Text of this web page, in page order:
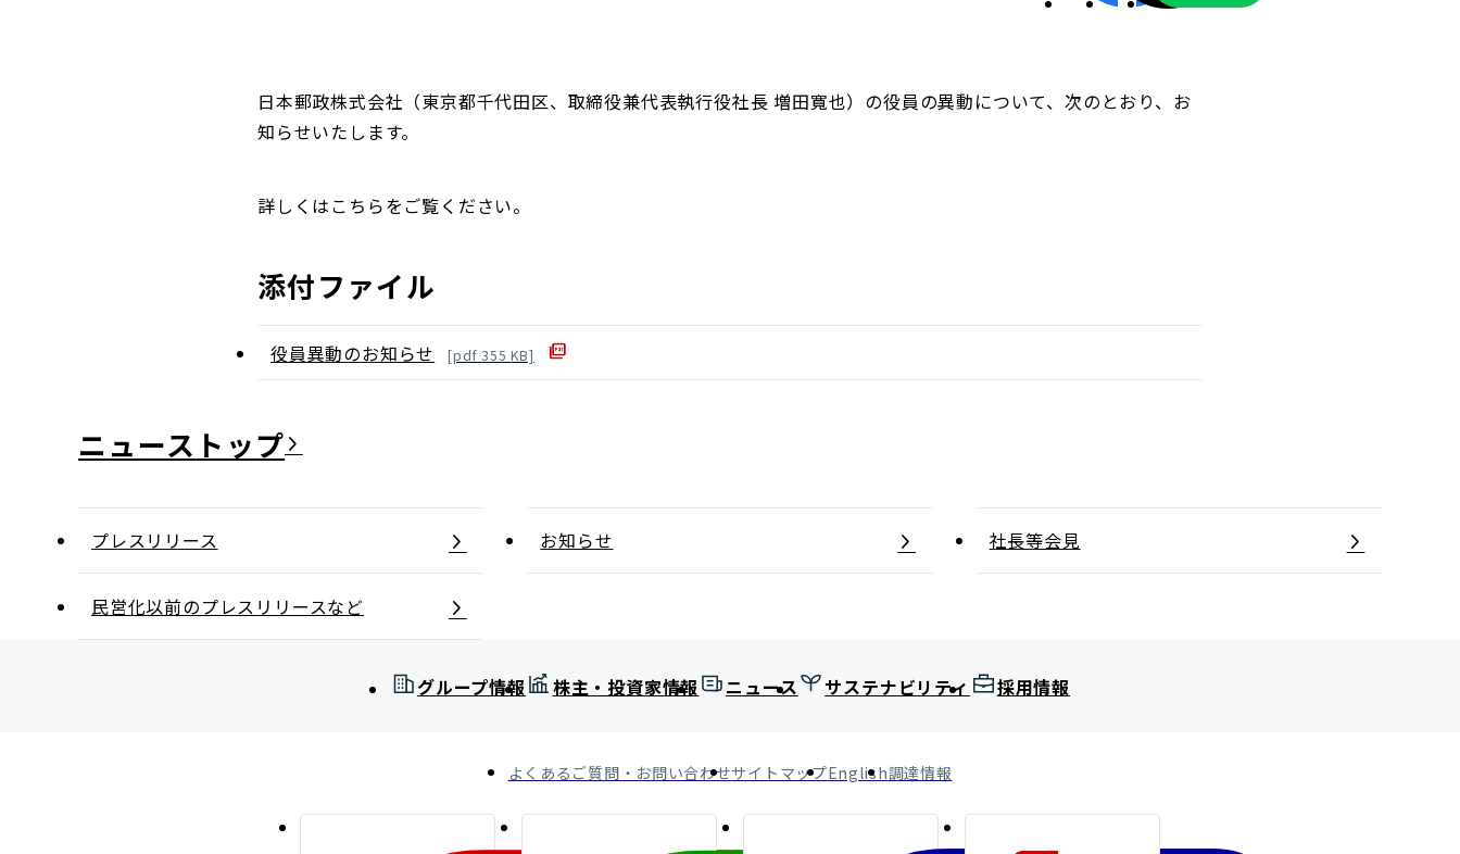
ディスクロージャーポリシー／適時開示体制
日本郵政株式会社（東京都千代田区、取締役兼代表執行役社長 増田寬也）の役員の異動について、次のとおり、お
知らせいたします。
詳しくはこちらをご覧ください。
添付ファイル
役員異動のお知らせ [pdf 355 KB]
ニュース
プレスリリース お知らせ 社長等会見
民営化以前のプレスリリースなど
グループ情報 株主・投資家情報 ニュース サステナビリティ 採用情報
よくあるご質問・お問い合わせサイトマップEnglish調達情報